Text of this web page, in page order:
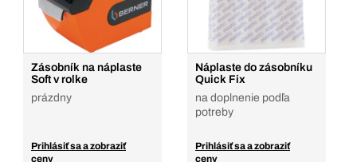
Zásobník na náplaste
Soft v rolke
prázdny
Prihlásiť sa a zobraziť
ceny
Náplaste do zásobníku
Quick Fix
na doplnenie podľa
potreby
Prihlásiť sa a zobraziť
ceny